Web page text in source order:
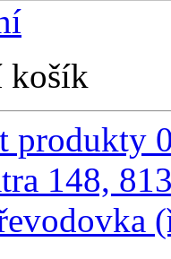
košík
produkty 0
148,